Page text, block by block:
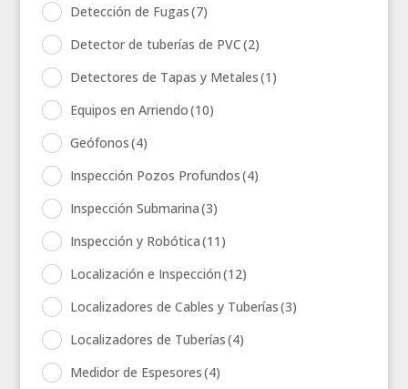
Detección de Fugas(7)
Detector de tuberías de PVC(2)
Detectores de Tapas y Metales(1)
Equipos en Arriendo(10)
Geófonos(4)
Inspección Pozos Profundos(4)
Inspección Submarina(3)
Inspección y Robótica(11)
Localización e Inspección(12)
Localizadores de Cables y Tuberías(3)
Localizadores de Tuberías(4)
Medidor de Espesores(4)